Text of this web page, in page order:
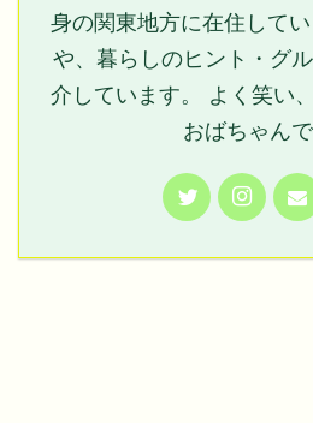
身の関東地方に在住して
や、暮らしのヒント・グ
介しています。 よく笑い
おばちゃんで